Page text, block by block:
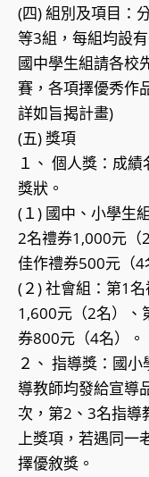
(四) 組別及項目：
等3組，每組均設
國中學生組請各校
賽，各項擇優秀作
詳如旨揭計畫)
(五) 獎項
１、 個人獎：成
獎狀。
(１) 國中、小學生
2名禮券1,000元（
佳作禮券500元（4
(２) 社會組：第1
1,600元（2名）、
券800元（4名）。
２、 指導獎：國
導教師均發給宣導
次，第2、3名指導
上獎項，若遇同一
擇優敘獎。